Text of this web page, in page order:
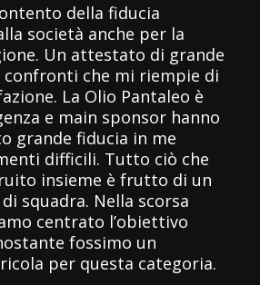
della fiducia
società anche per la
Un attestato di grande
che mi riempie di
La Olio Pantaleo è
e main sponsor hanno
grande fiducia in me
difficili. Tutto ciò che
insieme è frutto di un
squadra. Nella scorsa
centrato l’obiettivo
fossimo un
per questa categoria.